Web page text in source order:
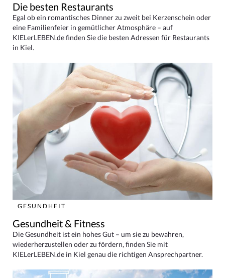
Die besten Restaurants
Egal ob ein romantisches Dinner zu zweit bei Kerzenschein oder
eine Familienfeier in gemütlicher Atmosphäre – auf
KIELerLEBEN.de finden Sie die besten Adressen für Restaurants
in Kiel.
GESUNDHEIT
Gesundheit & Fitness
Die Gesundheit ist ein hohes Gut – um sie zu bewahren,
wiederherzustellen oder zu fördern, finden Sie mit
KIELerLEBEN.de in Kiel genau die richtigen Ansprechpartner.